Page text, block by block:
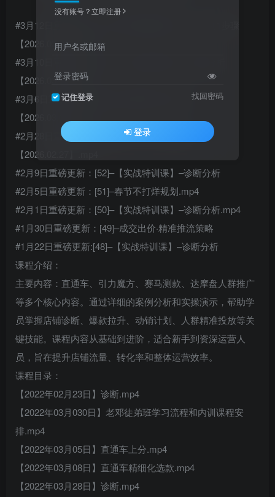
#3月12日重磅更新：[56]–高权重链接发布：从0到1步骤
【2026.03.11】.mp4
#3月10日重磅更新：[55]–【实战特训课】–诊断分析
【2026.03.07】.mp4
#3月6日重磅更新：[54]–微付费高投产攻略
【2026.03.04】.mp4
#2月28日重磅更新：[53]–卷王！开年作战室
【2026.02.27】.mp4
#2月9日重磅更新：[52]–【实战特训课】–诊断分析
#2月5日重磅更新：[51]–春节不打烊规划.mp4
#2月1日重磅更新：[50]–【实战特训课】–诊断分析.mp4
#1月30日重磅更新：[49]–成交出价·精准推流策略
#1月22日重磅更新:[48]–【实战特训课】–诊断分析
课程介绍：
主要内容：直通车、引力魔方、赛马测款、达摩盘人群推广
等多个核心内容。通过详细的案例分析和实操演示，帮助学
员掌握店铺诊断、爆款拉升、动销计划、人群精准投放等关
键技能。课程内容从基础到进阶，适合新手到资深运营人
员，旨在提升店铺流量、转化率和整体运营效率。
课程目录：
【2022年02月23日】诊断.mp4
【2022年03月030日】老邓徒弟班学习流程和内训课程安
排.mp4
【2022年03月05日】直通车上分.mp4
【2022年03月08日】直通车精细化选款.mp4
【2022年03月28日】诊断.mp4
没有账号？立即注册
用户名或邮箱
登录密码
记住登录 找回密码
登录